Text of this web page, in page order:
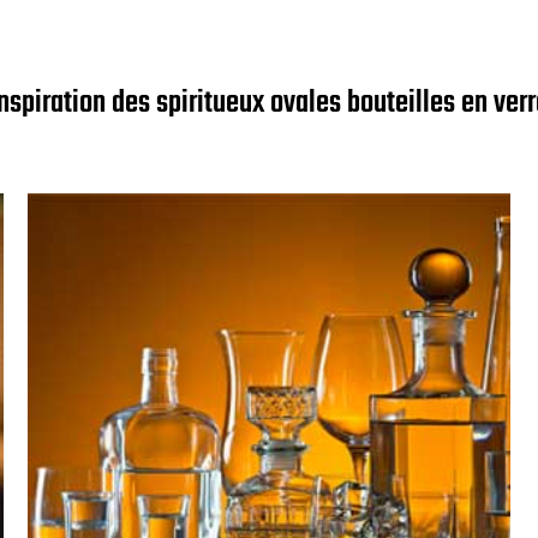
des spiritueux ovales bouteilles en